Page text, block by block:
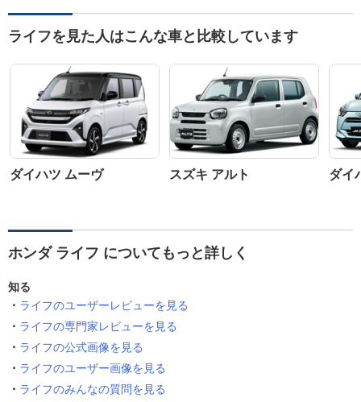
ライフを見た人はこんな車と比較しています
ダイハツ ムーヴ スズキ アルト ダイ
ホンダ ライフ についてもっと詳しく
知る
ライフのユーザーレビューを見る
ライフの専門家レビューを見る
ライフの公式画像を見る
ライフのユーザー画像を見る
ライフのみんなの質問を見る